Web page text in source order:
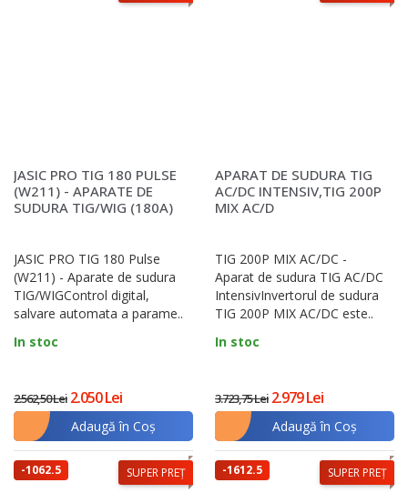
JASIC PRO TIG 180 PULSE
(W211) - APARATE DE
SUDURA TIG/WIG (180A)
JASIC PRO TIG 180 Pulse
(W211) - Aparate de sudura
TIG/WIGControl digital,
salvare automata a parame..
In stoc
2.562,50 Lei 2.050 Lei
Adaugă în Coş
APARAT DE SUDURA TIG
AC/DC INTENSIV,TIG 200P
MIX AC/D
TIG 200P MIX AC/DC -
Aparat de sudura TIG AC/DC
IntensivInvertorul de sudura
TIG 200P MIX AC/DC este..
In stoc
3.723,75 Lei 2.979 Lei
Adaugă în Coş
SUPER PREȚ
-1062.5
SUPER PREȚ
-1612.5